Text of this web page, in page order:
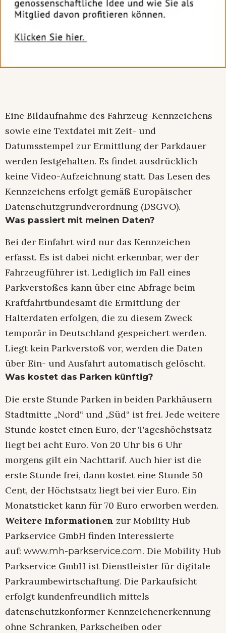
Eine Bildaufnahme des Fahrzeug-Kennzeichens
sowie eine Textdatei mit Zeit- und
Datumsstempel zur Ermittlung der Parkdauer
werden festgehalten. Es findet ausdrücklich
keine Video-Aufzeichnung statt. Das Lesen des
Kennzeichens erfolgt gemäß Europäischer
Datenschutzgrundverordnung (DSGVO).
Was passiert mit meinen Daten?
Bei der Einfahrt wird nur das Kennzeichen
erfasst. Es ist dabei nicht erkennbar, wer der
Fahrzeugführer ist. Lediglich im Fall eines
Parkverstoßes kann über eine Abfrage beim
Kraftfahrtbundesamt die Ermittlung der
Halterdaten erfolgen, die zu diesem Zweck
temporär in Deutschland gespeichert werden.
Liegt kein Parkverstoß vor, werden die Daten
über Ein- und Ausfahrt automatisch gelöscht.
Was kostet das Parken künftig?
Die erste Stunde Parken in beiden Parkhäusern
Stadtmitte „Nord“ und „Süd“ ist frei. Jede weitere
Stunde kostet einen Euro, der Tageshöchstsatz
liegt bei acht Euro. Von 20 Uhr bis 6 Uhr
morgens gilt ein Nachttarif. Auch hier ist die
erste Stunde frei, dann kostet eine Stunde 50
Cent, der Höchstsatz liegt bei vier Euro. Ein
Monatsticket kann für 70 Euro erworben werden.
Weitere Informationen zur Mobility Hub
Parkservice GmbH finden Interessierte
auf: www.mh-parkservice.com. Die Mobility Hub
Parkservice GmbH ist Dienstleister für digitale
Parkraumbewirtschaftung. Die Parkaufsicht
erfolgt kundenfreundlich mittels
datenschutzkonformer Kennzeichenerkennung –
ohne Schranken, Parkscheiben oder